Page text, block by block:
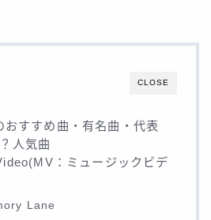
CLOSE
すすめ曲・有名曲・代表
人気曲
：ミュージックビデ
Lane